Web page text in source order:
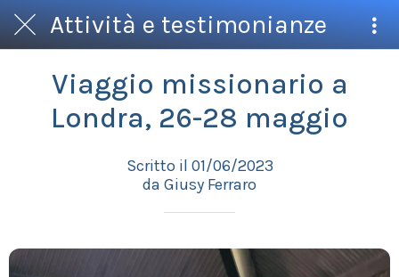
Attività e testimonianze
Viaggio missionario a
Londra, 26-28 maggio
Scritto il 01/06/2023
da Giusy Ferraro